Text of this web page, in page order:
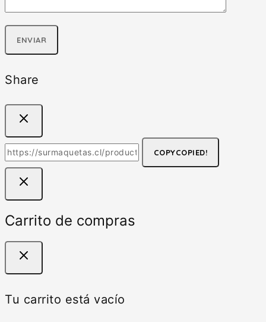
Share
COPYCOPIED!
Carrito de compras
Tu carrito está vacío